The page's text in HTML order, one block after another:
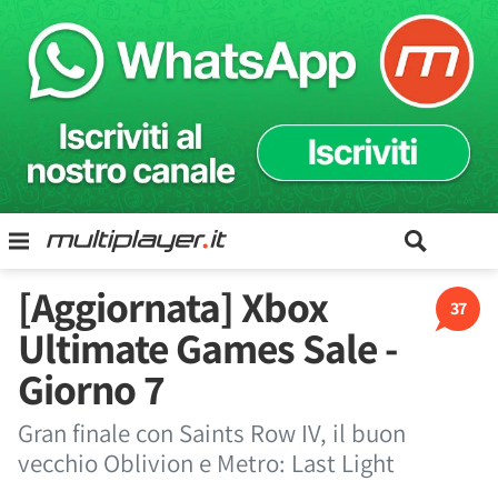
37
[Aggiornata] Xbox
Ultimate Games Sale -
Giorno 7
Gran finale con Saints Row IV, il buon
vecchio Oblivion e Metro: Last Light